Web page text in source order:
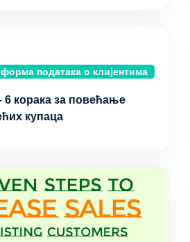
података о клијентима
корака за повећање
купаца